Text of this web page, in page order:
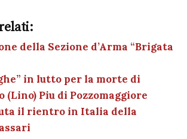
es
t A
p
g a
m
dI
n
et
della Sezione d’Arma “Brigata
in lutto per la morte di
(Lino) Piu di Pozzomaggiore
il rientro in Italia della